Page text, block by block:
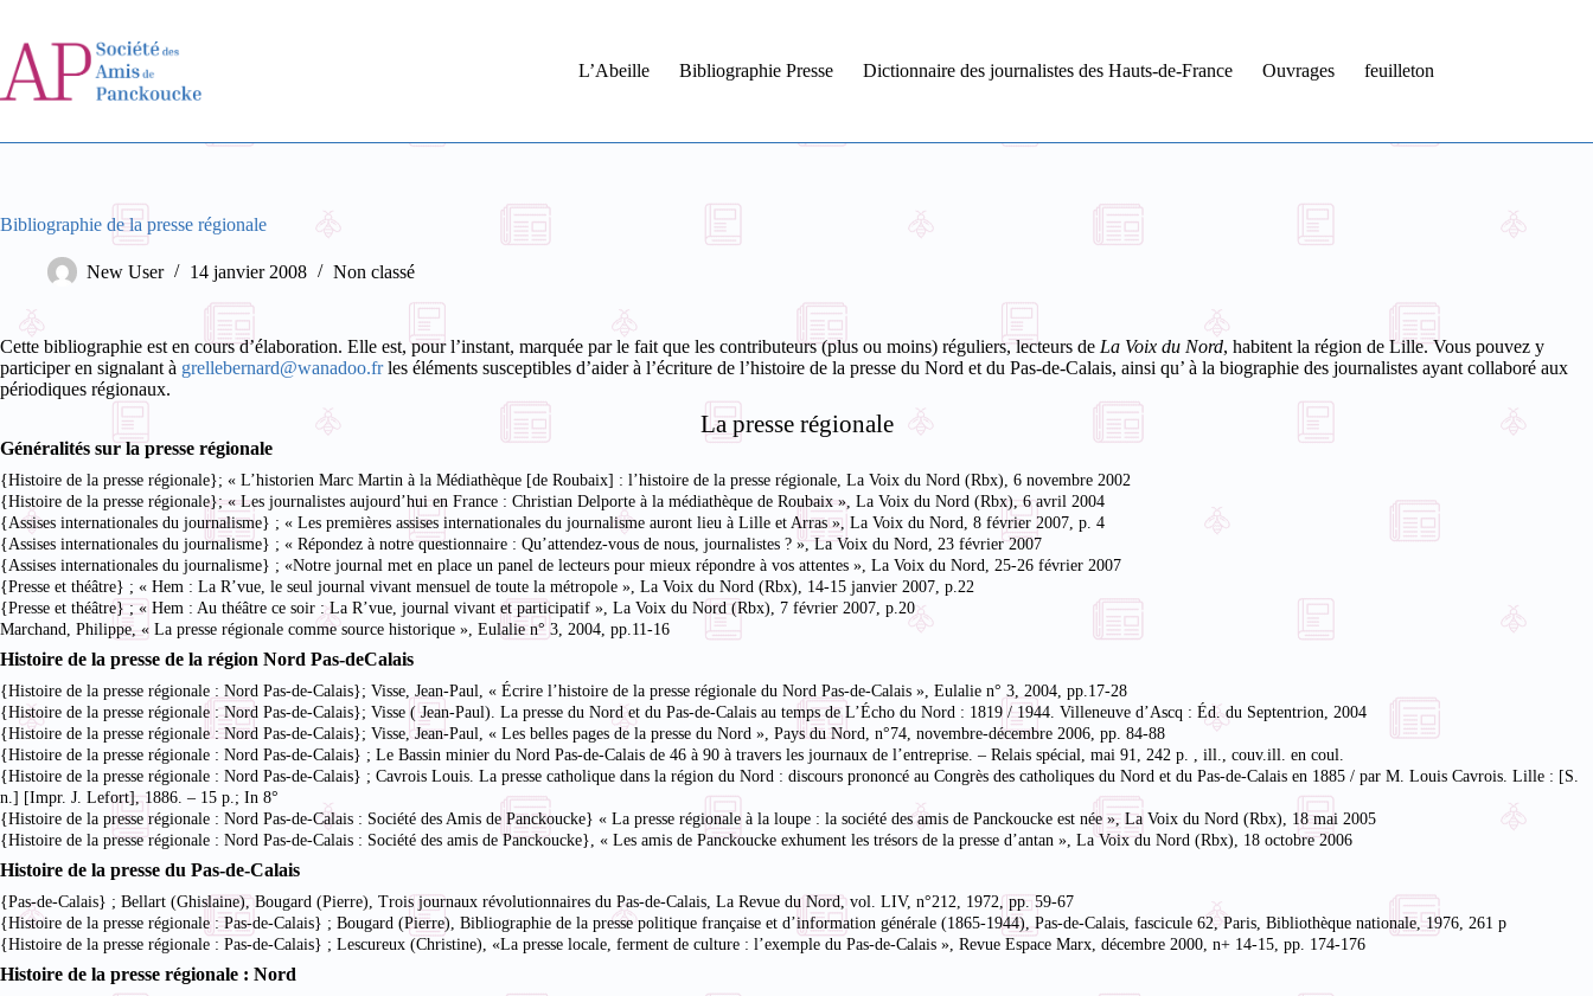
contenu
L’Abeille
Bibliographie Presse Dictionnaire des journalistes des Hauts-de-France Ouvrages feuilleton
Bibliographie de la presse régionale
New User 14 janvier 2008 Non classé
Cette bibliographie est en cours d’élaboration. Elle est, pour l’instant, marquée par le fait que les contributeurs (plus ou moins) réguliers, lecteurs de La Voix du Nord, habitent la région de Lille. Vous pouvez y
participer en signalant à grellebernard@wanadoo.frles éléments susceptibles d’aider à l’écriture de l’histoire de la presse du Nord et du Pas-de-Calais, ainsi qu’ à la biographie des journalistes ayant collaboré aux
périodiques régionaux.
La presse régionale
Généralités sur la presse régionale
{Histoire de la presse régionale}; « L’historien Marc Martin à la Médiathèque [de Roubaix] : l’histoire de la presse régionale, La Voix du Nord (Rbx), 6 novembre 2002
{Histoire de la presse régionale}; « Les journalistes aujourd’hui en France : Christian Delporte à la médiathèque de Roubaix », La Voix du Nord (Rbx), 6 avril 2004
{Assises internationales du journalisme} ; « Les premières assises internationales du journalisme auront lieu à Lille et Arras », La Voix du Nord, 8 février 2007, p. 4
{Assises internationales du journalisme} ; « Répondez à notre questionnaire : Qu’attendez-vous de nous, journalistes ? », La Voix du Nord, 23 février 2007
{Assises internationales du journalisme} ; «Notre journal met en place un panel de lecteurs pour mieux répondre à vos attentes », La Voix du Nord, 25-26 février 2007
{Presse et théâtre} ; « Hem : La R’vue, le seul journal vivant mensuel de toute la métropole », La Voix du Nord (Rbx), 14-15 janvier 2007, p.22
{Presse et théâtre} ; « Hem : Au théâtre ce soir : La R’vue, journal vivant et participatif », La Voix du Nord (Rbx), 7 février 2007, p.20
Marchand, Philippe, « La presse régionale comme source historique », Eulalie n° 3, 2004, pp.11-16
Histoire de la presse de la région Nord Pas-deCalais
{Histoire de la presse régionale : Nord Pas-de-Calais}; Visse, Jean-Paul, « Écrire l’histoire de la presse régionale du Nord Pas-de-Calais », Eulalie n° 3, 2004, pp.17-28
{Histoire de la presse régionale : Nord Pas-de-Calais}; Visse ( Jean-Paul). La presse du Nord et du Pas-de-Calais au temps de L’Écho du Nord : 1819 / 1944. Villeneuve d’Ascq : Éd. du Septentrion, 2004
{Histoire de la presse régionale : Nord Pas-de-Calais}; Visse, Jean-Paul, « Les belles pages de la presse du Nord », Pays du Nord, n°74, novembre-décembre 2006, pp. 84-88
{Histoire de la presse régionale : Nord Pas-de-Calais} ; Le Bassin minier du Nord Pas-de-Calais de 46 à 90 à travers les journaux de l’entreprise. – Relais spécial, mai 91, 242 p. , ill., couv.ill. en coul.
{Histoire de la presse régionale : Nord Pas-de-Calais} ; Cavrois Louis. La presse catholique dans la région du Nord : discours prononcé au Congrès des catholiques du Nord et du Pas-de-Calais en 1885 / par M. Louis Cavrois. Lille : [S.
n.] [Impr. J. Lefort], 1886. – 15 p.; In 8°
{Histoire de la presse régionale : Nord Pas-de-Calais : Société des Amis de Panckoucke} « La presse régionale à la loupe : la société des amis de Panckoucke est née », La Voix du Nord (Rbx), 18 mai 2005
{Histoire de la presse régionale : Nord Pas-de-Calais : Société des amis de Panckoucke}, « Les amis de Panckoucke exhument les trésors de la presse d’antan », La Voix du Nord (Rbx), 18 octobre 2006
Histoire de la presse du Pas-de-Calais
{Pas-de-Calais} ; Bellart (Ghislaine), Bougard (Pierre), Trois journaux révolutionnaires du Pas-de-Calais, La Revue du Nord, vol. LIV, n°212, 1972, pp. 59-67
{Histoire de la presse régionale : Pas-de-Calais} ; Bougard (Pierre), Bibliographie de la presse politique française et d’information générale (1865-1944), Pas-de-Calais, fascicule 62, Paris, Bibliothèque nationale, 1976, 261 p
{Histoire de la presse régionale : Pas-de-Calais} ; Lescureux (Christine), «La presse locale, ferment de culture : l’exemple du Pas-de-Calais », Revue Espace Marx, décembre 2000, n+ 14-15, pp. 174-176
Histoire de la presse régionale : Nord